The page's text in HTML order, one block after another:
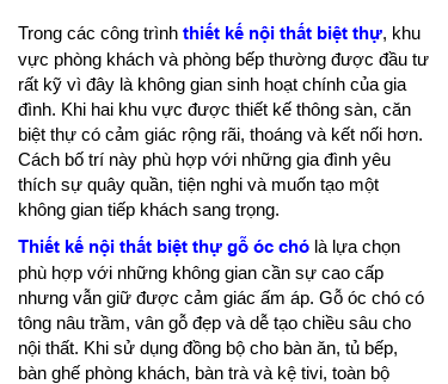
Trong các công trình thiết kế nội thất biệt thự, khu
vực phòng khách và phòng bếp thường được đầu tư
rất kỹ vì đây là không gian sinh hoạt chính của gia
đình. Khi hai khu vực được thiết kế thông sàn, căn
biệt thự có cảm giác rộng rãi, thoáng và kết nối hơn.
Cách bố trí này phù hợp với những gia đình yêu
thích sự quây quần, tiện nghi và muốn tạo một
không gian tiếp khách sang trọng.
Thiết kế nội thất biệt thự gỗ óc chó là lựa chọn
phù hợp với những không gian cần sự cao cấp
nhưng vẫn giữ được cảm giác ấm áp. Gỗ óc chó có
tông nâu trầm, vân gỗ đẹp và dễ tạo chiều sâu cho
nội thất. Khi sử dụng đồng bộ cho bàn ăn, tủ bếp,
bàn ghế phòng khách, bàn trà và kệ tivi, toàn bộ